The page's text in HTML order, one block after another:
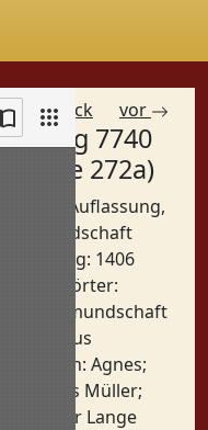
zurück vor
Eintrag 7740
(Spalte 272a)
Betreff: Auflassung,
Vormundschaft
Datierung: 1406
Schlagwörter:
Vormundschaft
Haus
Personen: Agnes;
Hans Müller;
Peter Lange